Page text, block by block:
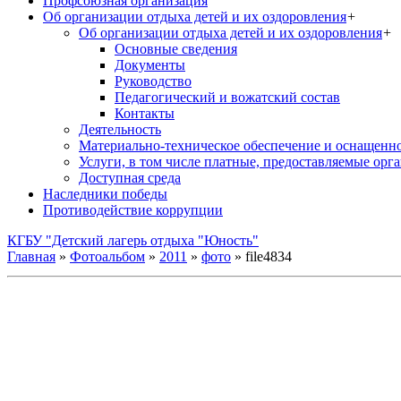
Об организации отдыха детей и их оздоровления+
Об организации отдыха детей и их оздоровления+
Основные сведения
Документы
Руководство
Педагогический и вожатский состав
Контакты
Деятельность
Материально-техническое обеспечение и
Услуги, в том числе платные, предоставляемые
Доступная среда
Наследники победы
Противодействие коррупции
КГБУ "Детский лагерь отдыха "Юность"
Главная » Фотоальбом » 2011 » фото » file4834